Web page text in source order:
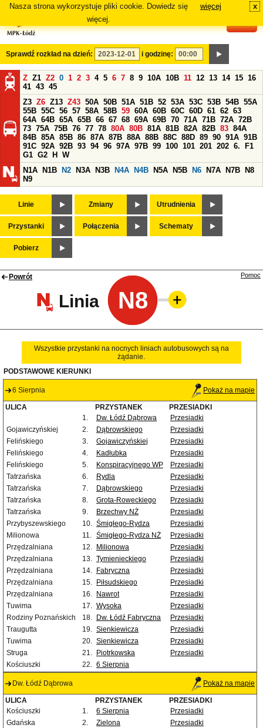
Nasza strona wykorzystuje pliki cookie. Dowiedz się
więcej.
więcej x
Sprawdź rozkład na dzień: i godzinę:
Z Z1 Z2 0 1 2 3 4 5 6 7 8 9 10A 10B 11 12 13 14 15 16
41 43 45
Z3 Z6 Z13 Z43 50A 50B 51A 51B 52 53A 53C 53B 54B 55A
55B 55C 56 57 58A 58B 59 60A 60B 60C 60D 61 62 63
64A 64B 65A 65B 66 67 68 69A 69B 70 71A 71B 72A 72B
73 75A 75B 76 77 78 80A 80B 81A 81B 82A 82B 83 84A
84B 85A 85B 86 87A 87B 88A 88B 88C 88D 89 90 91A 91B
91C 92A 92B 93 94 96 97A 97B 99 100 101 201 202 6.
F1
G1 G2 H
W
N1A
N1B N2 N3A N3B N4A N4B N5A N5B N6 N7A N7B
N8
N9
Linie Zmiany Utrudnienia
Przystanki Połączenia Schematy
Pobierz
Powrót
Linia N8
Pomoc
Wszystkie przystanki na nocnych liniach autobusowych są na
żądanie.
PODSTAWOWE KIERUNKI
6 Sierpnia Pokaż na mapie
ULICA PRZYSTANEK
PRZESIADKI
1.
Dw. Łódź Dąbrowa
Przesiadki
Gojawiczyńskiej
2. Dąbrowskiego
Przesiadki
Felińskiego
3. Gojawiczyńskiej
Przesiadki
Felińskiego
4. Kadłubka
Przesiadki
Felińskiego
5. Konspiracyjnego WP
Przesiadki
Tatrzańska
6. Rydla
Przesiadki
Tatrzańska
7. Dąbrowskiego
Przesiadki
Tatrzańska
8. Grota-Roweckiego
Przesiadki
Tatrzańska
9. Brzechwy NŻ
Przesiadki
Przybyszewskiego
10. Śmigłego-Rydza
Przesiadki
Milionowa
11. Śmigłego-Rydza NŻ
Przesiadki
Przędzalniana
12. Milionowa
Przesiadki
Przędzalniana
13. Tymienieckiego
Przesiadki
Przędzalniana
14. Fabryczna
Przesiadki
Przędzalniana
15. Piłsudskiego
Przesiadki
Przędzalniana
16. Nawrot
Przesiadki
Tuwima
17. Wysoka
Przesiadki
Rodziny Poznańskich
18. Dw. Łódź Fabryczna
Przesiadki
Traugutta
19. Sienkiewicza
Przesiadki
Tuwima
20. Sienkiewicza
Przesiadki
Struga
21. Piotrkowska
Przesiadki
Kościuszki
22. 6 Sierpnia
Dw. Łódź Dąbrowa Pokaż na mapie
ULICA PRZYSTANEK
PRZESIADKI
Kościuszki
1. 6 Sierpnia
Przesiadki
Gdańska
2. Zielona
Przesiadki